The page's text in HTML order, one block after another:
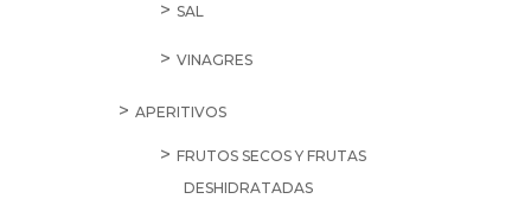
SAL
VINAGRES
APERITIVOS
FRUTOS SECOS Y FRUTAS
DESHIDRATADAS